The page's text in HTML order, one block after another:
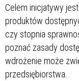
Celem inicjatywy
produktów
czy stopnia
poznać zasady
wdrożenie może
przedsiębiorstwa.